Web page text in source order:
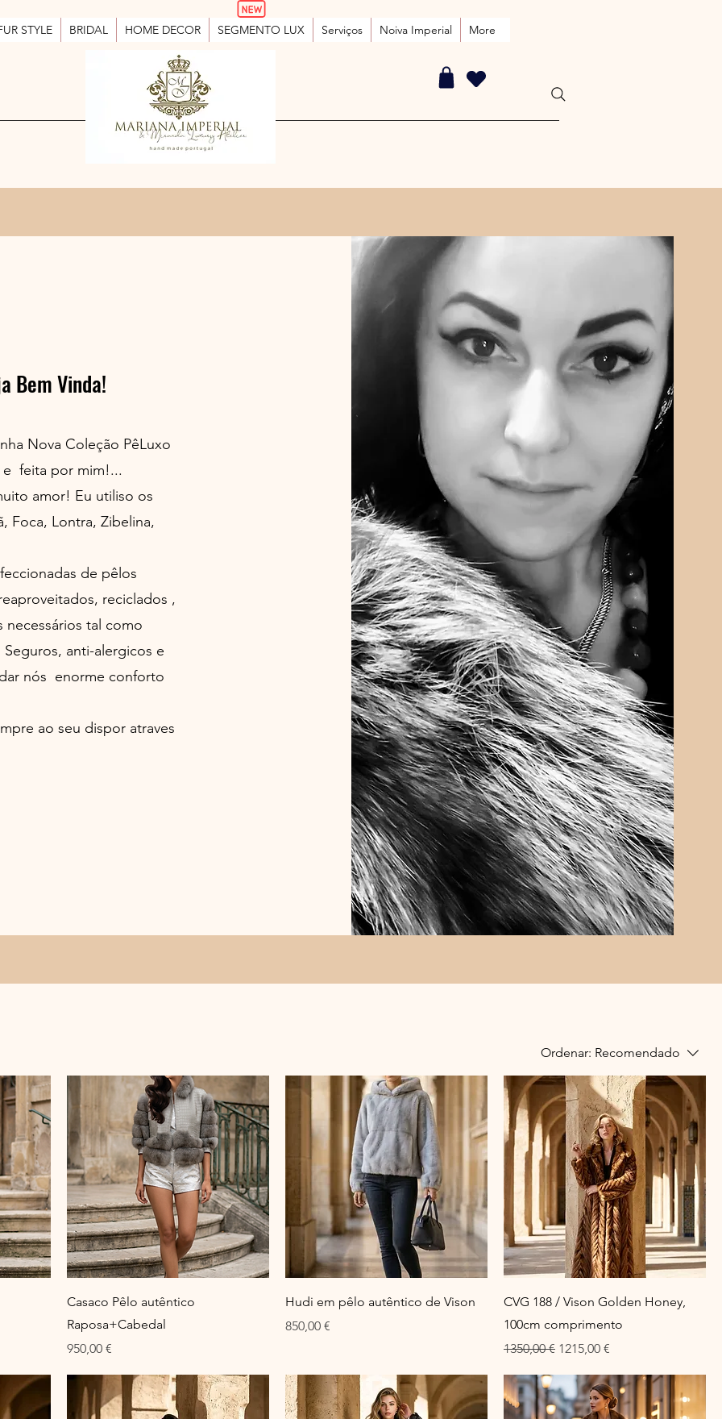
STYLE BRIDAL HOME DECOR SEGMENTO LUX Serviços Noiva Imperial More
Bem Vinda!
Nova Coleção PêLuxo
e feita por mim!...
amor! Eu utiliso os
Foca, Lontra, Zibelina,
de pêlos
reciclados ,
tal como
anti-alergicos e
nós enorme conforto
ao seu dispor atraves
Ordenar: Recomendado
Casaco Pêlo autêntico
Raposa+Cabedal
Preço
950,00 €
Hudi em pêlo autêntico de Vison
Preço
850,00 €
CVG 188 / Vison Golden Honey,
100cm comprimento
Preço normal
1350,00 € Preço promocional
1215,00 €